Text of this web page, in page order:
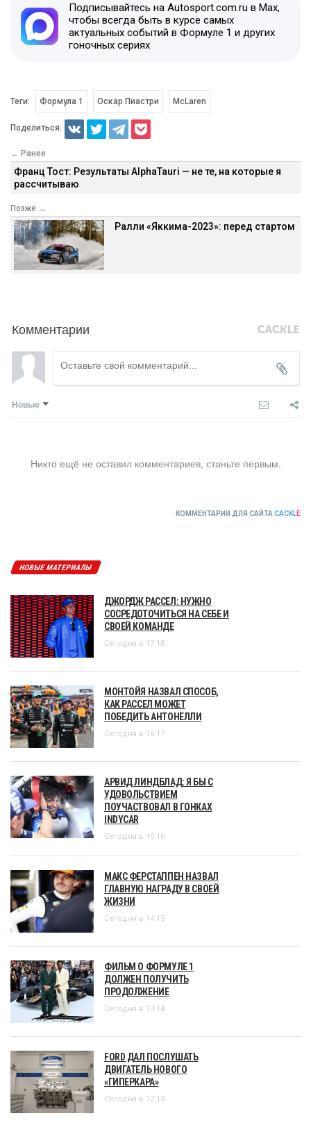
Подписывайтесь на Autosport.com.ru в Max,
чтобы всегда быть в курсе самых
актуальных событий в Формуле 1 и других
гоночных сериях
Теги: Формула 1 Оскар Пиастри McLaren
Поделиться:
← Ранее
Франц Тост: Результаты AlphaTauri — не те, на которые я
рассчитываю
Позже →
Ралли «Яккима-2023»: перед стартом
Комментарии
Новые
Никто ещё не оставил комментариев, станьте первым.
КОММЕНТАРИИ ДЛЯ САЙТА CACKLE
НОВЫЕ МАТЕРИАЛЫ
ДЖОРДЖ РАССЕЛ: НУЖНО
СОСРЕДОТОЧИТЬСЯ НА СЕБЕ И
СВОЕЙ КОМАНДЕ
Сегодня в 17:18
МОНТОЙЯ НАЗВАЛ СПОСОБ,
КАК РАССЕЛ МОЖЕТ
ПОБЕДИТЬ АНТОНЕЛЛИ
Сегодня в 16:17
АРВИД ЛИНДБЛАД: Я БЫ С
УДОВОЛЬСТВИЕМ
ПОУЧАСТВОВАЛ В ГОНКАХ
INDYCAR
Сегодня в 15:16
МАКС ФЕРСТАППЕН НАЗВАЛ
ГЛАВНУЮ НАГРАДУ В СВОЕЙ
ЖИЗНИ
Сегодня в 14:15
ФИЛЬМ О ФОРМУЛЕ 1
ДОЛЖЕН ПОЛУЧИТЬ
ПРОДОЛЖЕНИЕ
Сегодня в 13:14
FORD ДАЛ ПОСЛУШАТЬ
ДВИГАТЕЛЬ НОВОГО
«ГИПЕРКАРА»
Сегодня в 12:13